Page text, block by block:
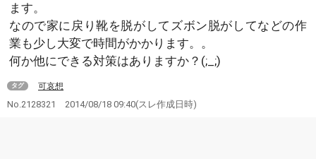
ます。
なので家に戻り靴を脱がしてズボン脱がしてなどの作
業も少し大変で時間がかかります。。
何か他にできる対策はありますか？(;_;)
タグ 可哀想
No.2128321 2014/08/18 09:40(スレ作成日時)